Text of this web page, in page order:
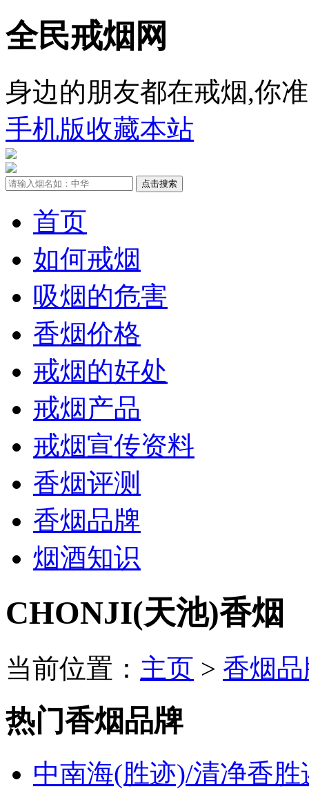
全民戒烟网
身边的朋友都在戒烟,你
手机版收藏本站
首页
如何戒烟
吸烟的危害
香烟价格
戒烟的好处
戒烟产品
戒烟宣传资料
香烟评测
香烟品牌
烟酒知识
CHONJI(天池)香烟
当前位置： 主页 > 香烟
热门香烟品牌
中南海(胜迹)/清净香胜